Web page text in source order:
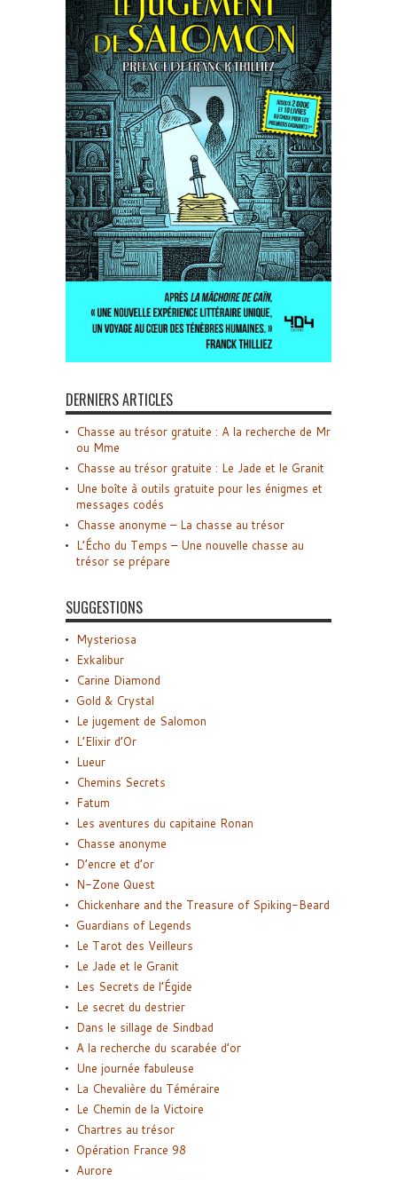
DERNIERS ARTICLES
Chasse au trésor gratuite : A la recherche de Mr
ou Mme
Chasse au trésor gratuite : Le Jade et le Granit
Une boîte à outils gratuite pour les énigmes et
messages codés
Chasse anonyme – La chasse au trésor
L’Écho du Temps – Une nouvelle chasse au
trésor se prépare
SUGGESTIONS
Mysteriosa
Exkalibur
Carine Diamond
Gold & Crystal
Le jugement de Salomon
L’Elixir d’Or
Lueur
Chemins Secrets
Fatum
Les aventures du capitaine Ronan
Chasse anonyme
D’encre et d’or
N-Zone Quest
Chickenhare and the Treasure of Spiking-Beard
Guardians of Legends
Le Tarot des Veilleurs
Le Jade et le Granit
Les Secrets de l’Égide
Le secret du destrier
Dans le sillage de Sindbad
A la recherche du scarabée d’or
Une journée fabuleuse
La Chevalière du Téméraire
Le Chemin de la Victoire
Chartres au trésor
Opération France 98
Aurore